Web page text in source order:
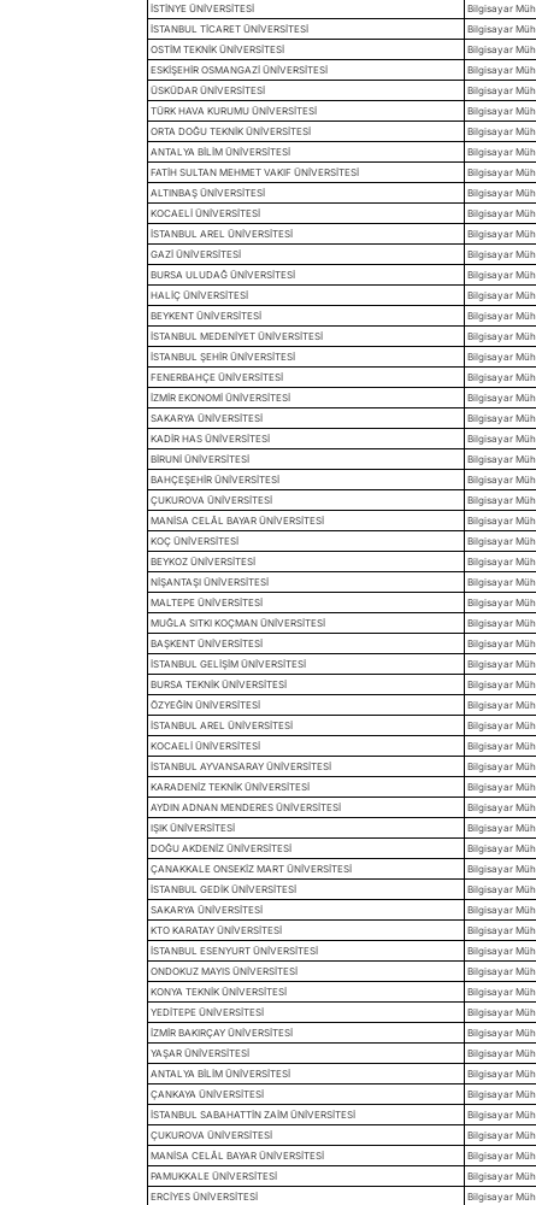
İSTİNYE ÜNİVERSİTESİ
Bilgisayar
İSTANBUL TİCARET ÜNİVERSİTESİ
Bilgisayar
OSTİM TEKNİK ÜNİVERSİTESİ
Bilgisayar
ESKİŞEHİR OSMANGAZİ ÜNİVERSİTESİ
Bilgisayar
ÜSKÜDAR ÜNİVERSİTESİ
Bilgisayar
TÜRK HAVA KURUMU ÜNİVERSİTESİ
Bilgisayar
ORTA DOĞU TEKNİK ÜNİVERSİTESİ
Bilgisayar
ANTALYA BİLİM ÜNİVERSİTESİ
Bilgisayar
FATİH SULTAN MEHMET VAKIF ÜNİVERSİTESİ
Bilgisayar
ALTINBAŞ ÜNİVERSİTESİ
Bilgisayar
KOCAELİ ÜNİVERSİTESİ
Bilgisayar
İSTANBUL AREL ÜNİVERSİTESİ
Bilgisayar
GAZİ ÜNİVERSİTESİ
Bilgisayar
BURSA ULUDAĞ ÜNİVERSİTESİ
Bilgisayar
HALİÇ ÜNİVERSİTESİ
Bilgisayar
BEYKENT ÜNİVERSİTESİ
Bilgisayar
İSTANBUL MEDENİYET ÜNİVERSİTESİ
Bilgisayar
İSTANBUL ŞEHİR ÜNİVERSİTESİ
Bilgisayar
FENERBAHÇE ÜNİVERSİTESİ
Bilgisayar
İZMİR EKONOMİ ÜNİVERSİTESİ
Bilgisayar
SAKARYA ÜNİVERSİTESİ
Bilgisayar
KADİR HAS ÜNİVERSİTESİ
Bilgisayar
BİRUNİ ÜNİVERSİTESİ
Bilgisayar
BAHÇEŞEHİR ÜNİVERSİTESİ
Bilgisayar
ÇUKUROVA ÜNİVERSİTESİ
Bilgisayar
MANİSA CELÂL BAYAR ÜNİVERSİTESİ
Bilgisayar
KOÇ ÜNİVERSİTESİ
Bilgisayar
BEYKOZ ÜNİVERSİTESİ
Bilgisayar
NİŞANTAŞI ÜNİVERSİTESİ
Bilgisayar
MALTEPE ÜNİVERSİTESİ
Bilgisayar
MUĞLA SITKI KOÇMAN ÜNİVERSİTESİ
Bilgisayar
BAŞKENT ÜNİVERSİTESİ
Bilgisayar
İSTANBUL GELİŞİM ÜNİVERSİTESİ
Bilgisayar
BURSA TEKNİK ÜNİVERSİTESİ
Bilgisayar
ÖZYEĞİN ÜNİVERSİTESİ
Bilgisayar
İSTANBUL AREL ÜNİVERSİTESİ
Bilgisayar
KOCAELİ ÜNİVERSİTESİ
Bilgisayar
İSTANBUL AYVANSARAY ÜNİVERSİTESİ
Bilgisayar
KARADENİZ TEKNİK ÜNİVERSİTESİ
Bilgisayar
AYDIN ADNAN MENDERES ÜNİVERSİTESİ
Bilgisayar
IŞIK ÜNİVERSİTESİ
Bilgisayar
DOĞU AKDENİZ ÜNİVERSİTESİ
Bilgisayar
ÇANAKKALE ONSEKİZ MART ÜNİVERSİTESİ
Bilgisayar
İSTANBUL GEDİK ÜNİVERSİTESİ
Bilgisayar
SAKARYA ÜNİVERSİTESİ
Bilgisayar
KTO KARATAY ÜNİVERSİTESİ
Bilgisayar
İSTANBUL ESENYURT ÜNİVERSİTESİ
Bilgisayar
ONDOKUZ MAYIS ÜNİVERSİTESİ
Bilgisayar
KONYA TEKNİK ÜNİVERSİTESİ
Bilgisayar
YEDİTEPE ÜNİVERSİTESİ
Bilgisayar
İZMİR BAKIRÇAY ÜNİVERSİTESİ
Bilgisayar
YAŞAR ÜNİVERSİTESİ
Bilgisayar
ANTALYA BİLİM ÜNİVERSİTESİ
Bilgisayar
ÇANKAYA ÜNİVERSİTESİ
Bilgisayar
İSTANBUL SABAHATTİN ZAİM ÜNİVERSİTESİ
Bilgisayar
ÇUKUROVA ÜNİVERSİTESİ
Bilgisayar
MANİSA CELÂL BAYAR ÜNİVERSİTESİ
Bilgisayar
PAMUKKALE ÜNİVERSİTESİ
Bilgisayar
ERCİYES ÜNİVERSİTESİ
Bilgisayar